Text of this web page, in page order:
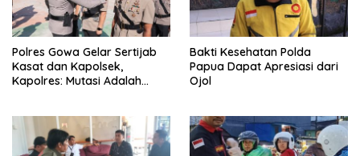
Polres Gowa Gelar Sertijab
Kasat dan Kapolsek,
Kapolres: Mutasi Adalah
Bakti Kesehatan Polda
Papua Dapat Apresiasi dari
Ojol